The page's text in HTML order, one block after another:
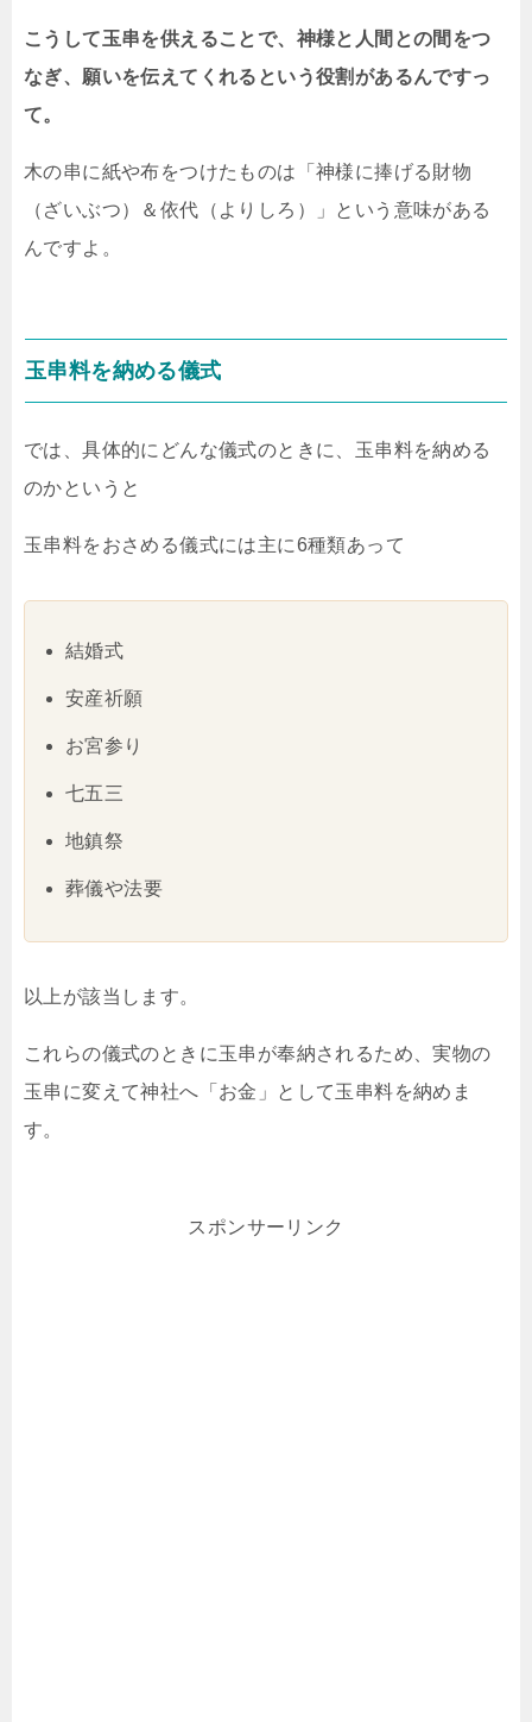
こうして玉串を供えることで、神様と人間との間をつ
なぎ、願いを伝えてくれるという役割があるんですっ
て。
木の串に紙や布をつけたものは「神様に捧げる財物
（ざいぶつ）＆依代（よりしろ）」という意味がある
んですよ。
玉串料を納める儀式
では、具体的にどんな儀式のときに、玉串料を納める
のかというと
玉串料をおさめる儀式には主に6種類あって
結婚式
安産祈願
お宮参り
七五三
地鎮祭
葬儀や法要
以上が該当します。
これらの儀式のときに玉串が奉納されるため、実物の
玉串に変えて神社へ「お金」として玉串料を納めま
す。
スポンサーリンク